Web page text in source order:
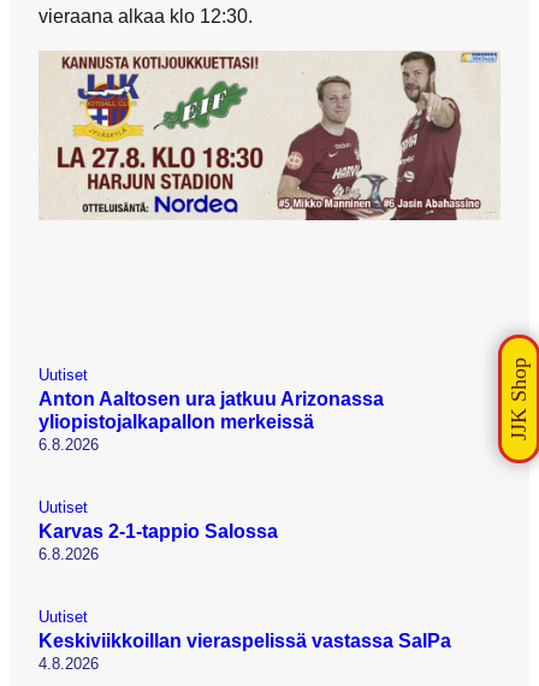
vieraana alkaa klo 12:30.
Uutiset
Anton Aaltosen ura jatkuu Arizonassa
yliopistojalkapallon merkeissä
6.8.2026
Uutiset
Karvas 2-1-tappio Salossa
6.8.2026
Uutiset
Keskiviikkoillan vieraspelissä vastassa SalPa
4.8.2026